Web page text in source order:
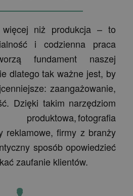
niż produkcja – to
i codzienna praca
fundament naszej
dlatego tak ważne jest, by
zaangażowanie,
Dzięki takim narzędziom
fotografia
reklamowe, firmy z branży
sposób opowiedzieć
zaufanie klientów.